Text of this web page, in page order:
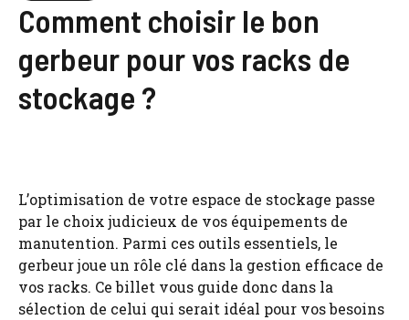
Comment choisir le bon
gerbeur pour vos racks de
stockage ?
L’optimisation de votre espace de stockage passe
par le choix judicieux de vos équipements de
manutention. Parmi ces outils essentiels, le
gerbeur joue un rôle clé dans la gestion efficace de
vos racks. Ce billet vous guide donc dans la
sélection de celui qui serait idéal pour vos besoins